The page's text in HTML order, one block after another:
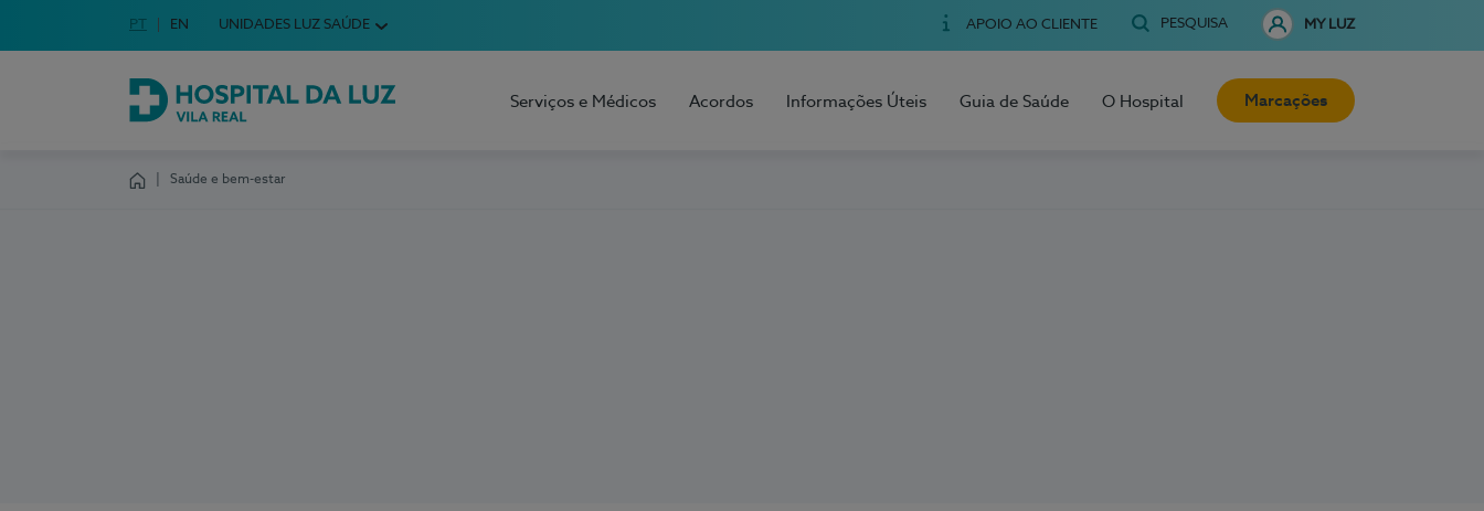
Escolha o seu idioma
Idioma em Português
PT English Language
EN UNIDADES LUZ SAÚDE APOIO AO CLIENTE PESQUISA MY LUZ
Hospital da Luz Vila Real
Serviços e Médicos Acordos Informações Úteis Guia de Saúde O Hospital Marcações
Saúde e bem-estar